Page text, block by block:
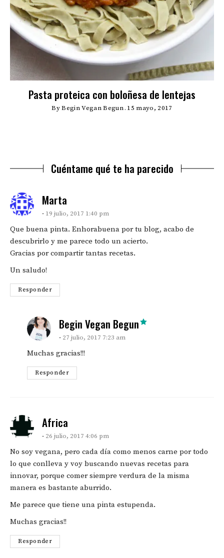
Pasta proteica con boloñesa de lentejas
ByBegin Vegan Begun 15 mayo, 2017
Cuéntame qué te ha parecido
Marta
19 julio, 2017 1:40 pm
Que buena pinta. Enhorabuena por tu blog, acabo de
descubrirlo y me parece todo un acierto.
Gracias por compartir tantas recetas.
Un saludo!
Responder
Begin Vegan Begun says:
27 julio, 2017 7:23 am
Muchas gracias!!!
Responder
Africa
26 julio, 2017 4:06 pm
No soy vegana, pero cada día como menos carne por todo
lo que conlleva y voy buscando nuevas recetas para
innovar, porque comer siempre verdura de la misma
manera es bastante aburrido.
Me parece que tiene una pinta estupenda.
Muchas gracias!!
Responder